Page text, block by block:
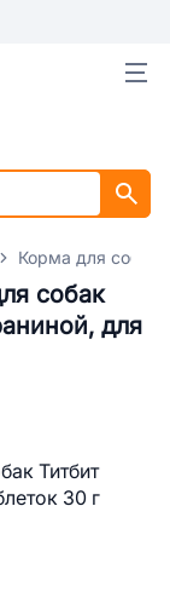
Корма для собак
собак
для